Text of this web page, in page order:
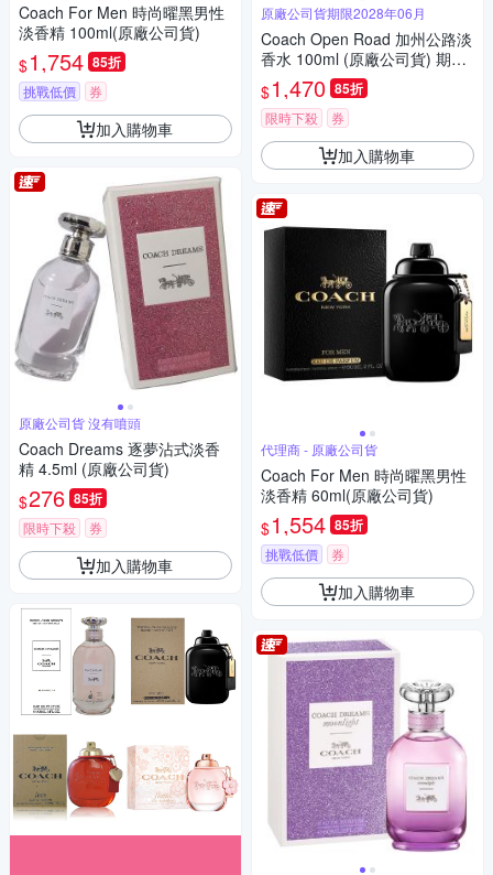
Coach For Men 時尚曜黑男性
淡香精 100ml(原廠公司貨)
$1,754 85折
挑戰低價 券
加入購物車
原廠公司貨 沒有噴頭
Coach Dreams 逐夢沾式淡香
精 4.5ml (原廠公司貨)
$276 85折
限時下殺 券
加入購物車
原廠公司貨期限2028年06月
Coach Open Road 加州公路淡
香水 100ml (原廠公司貨) 期限
2028年06月
$1,470 85折
限時下殺 券
加入購物車
代理商 - 原廠公司貨
Coach For Men 時尚曜黑男性
淡香精 60ml(原廠公司貨)
$1,554 85折
挑戰低價 券
加入購物車